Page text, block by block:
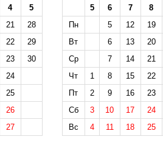
4
5
21
28
22
29
23
30
24
25
26
27
5 6 7
8
Пн
5 12
19
Вт
6 13
20
Ср
7 14
21
Чт
1 8 15
22
Пт
2 9 16
23
Сб
3 10 17
24
Вс
4 11 18 25